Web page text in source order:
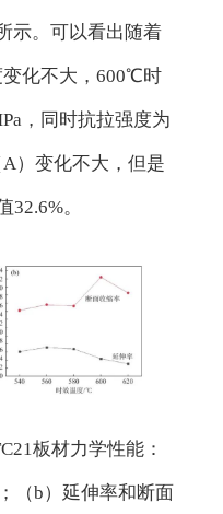
示。可以看出随着
变化不大，600℃时
，同时抗拉强度为
）变化不大，但是
。
板材力学性能：
（b）延伸率和断面